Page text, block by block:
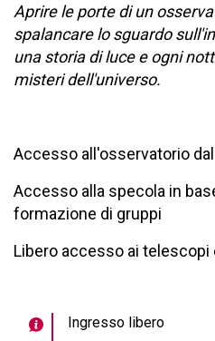
Aprire le porte di un
spalancare lo sguardo
una storia di luce e ogni
misteri dell'universo.
Accesso all'osservatorio
Accesso alla specola in
formazione di gruppi
Libero accesso ai telescopi
Ingresso libero